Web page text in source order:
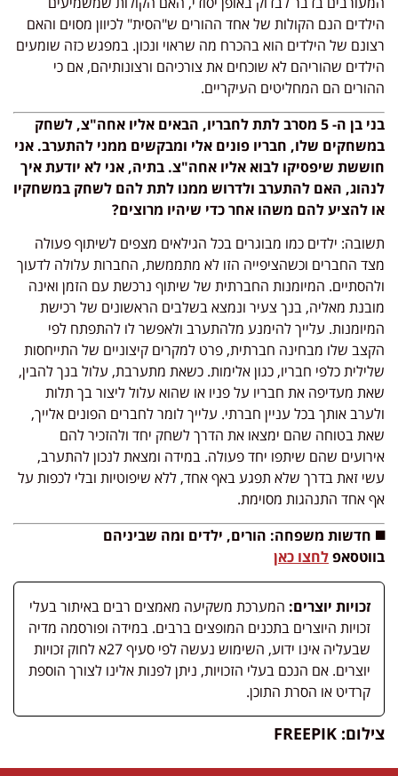
הילדים הנם הקולות של אחד ההורים ש"הסית" לכיוון מסוים והאם
רצונם של הילדים הוא בהכרח מה שראוי ונכון. במפגש כזה שומעים
הילדים שהוריהם לא שוכחים את צורכיהם ורצונותיהם, אם כי
ההורים הם המחליטים העיקריים.
בני בן ה- 5 מסרב לתת לחבריו, הבאים אליו אחה"צ, לשחק
במשחקים שלו, חבריו פונים אלי ומבקשים ממני להתערב. אני
חוששת שיפסיקו לבוא אליו אחה"צ. בתיה, אני לא יודעת איך
לנהוג, האם להתערב ולדרוש ממנו לתת להם לשחק במשחקיו
או להציע להם משהו אחר כדי שיהיו מרוצים?
תשובה: ילדים כמו מבוגרים בכל הגילאים מצפים לשיתוף פעולה
מצד החברים וכשהציפייה הזו לא מתממשת, החברות עלולה לדעוך
ולהסתיים. המיומנות החברתית של שיתוף נרכשת עם הזמן ואינה
מובנת מאליה, בנך צעיר ונמצא בשלבים הראשונים של רכישת
המיומנות. עלייך להימנע מלהתערב ולאפשר לו להתפתח לפי
הקצב שלו מבחינה חברתית, פרט למקרים קיצוניים של התייחסות
שלילית כלפי חבריו, כגון אלימות. כשאת מתערבת, עלול בנך להבין,
שאת מעדיפה את חבריו על פניו או שהוא עלול ליצור בך תלות
ולערב אותך בכל עניין חברתי. עלייך לומר לחברים הפונים אלייך,
שאת בטוחה שהם ימצאו את הדרך לשחק יחד ולהזכיר להם
אירועים שהם שיתפו יחד פעולה. במידה ומצאת לנכון להתערב,
עשי זאת בדרך שלא תפגע באף אחד, ללא שיפוטיות ובלי לכפות על
אף אחד התנהגות מסוימת.
◼️ חדשות משפחה: הורים, ילדים ומה שביניהם
בווטסאפלחצו כאן
זכויות יוצרים: המערכת משקיעה מאמצים רבים באיתור בעלי
זכויות היוצרים בתכנים המופצים ברבים. במידה ופורסמה מדיה
שבעליה אינו ידוע, השימוש נעשה לפי סעיף 27א לחוק זכויות
יוצרים. אם הנכם בעלי הזכויות, ניתן לפנות אלינו לצורך הוספת
קרדיט או הסרת התוכן.
צילום: FREEPIK